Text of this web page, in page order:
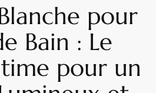
pour
Bain : Le
pour un